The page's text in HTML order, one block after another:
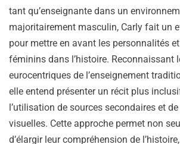
tant qu’enseignante dans un
majoritairement masculin, Carly fait un
pour mettre en avant les personnalités
féminins dans l’histoire. Reconnaissant
eurocentriques de l’enseignement
elle entend présenter un récit plus
l’utilisation de sources secondaires et
visuelles. Cette approche permet non
d’élargir leur compréhension de